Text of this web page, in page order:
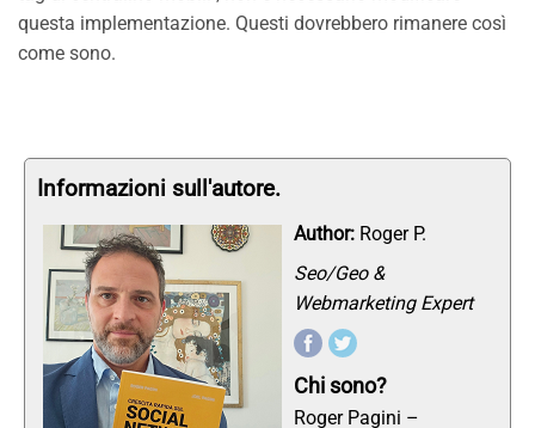
questa implementazione. Questi dovrebbero rimanere così
come sono.
Informazioni sull'autore.
Author: Roger P.
Seo/Geo &
Webmarketing Expert
Chi sono?
Roger Pagini –